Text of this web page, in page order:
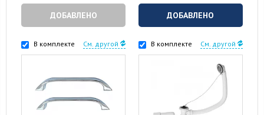
ДОБАВЛЕНО ДОБАВЛЕНО
В комплекте См. другой В комплекте См. другой